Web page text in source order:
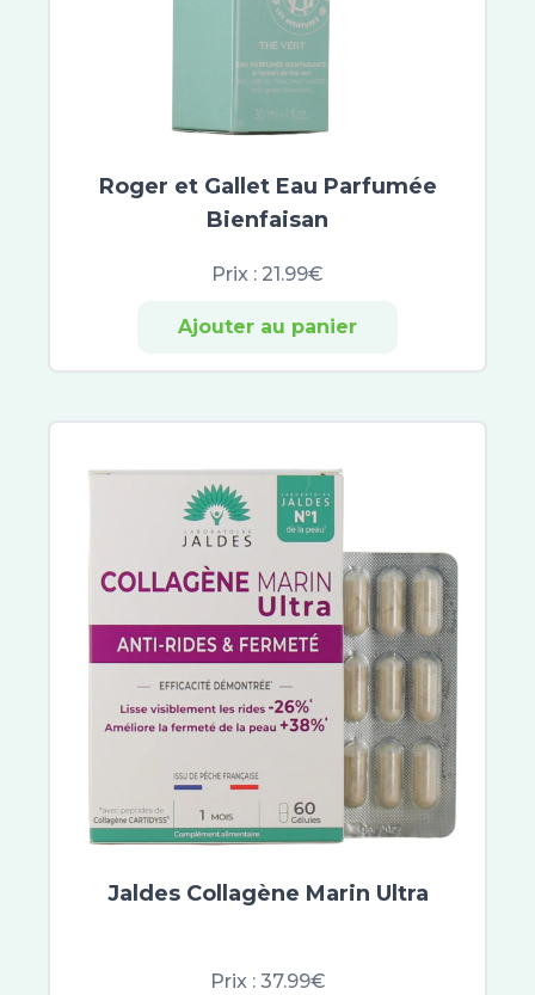
Roger et Gallet Eau Parfumée
Bienfaisan
Prix : 21.99€
Ajouter au panier
Jaldes Collagène Marin Ultra
Prix : 37.99€